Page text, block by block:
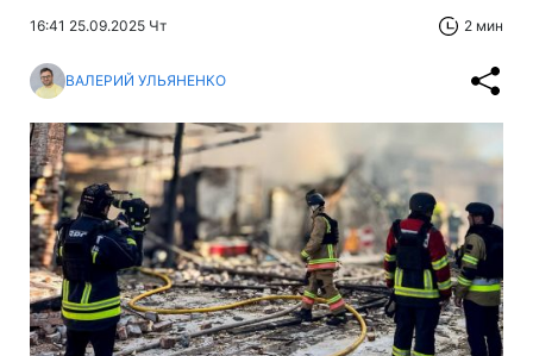
16:41 25.09.2025 Чт 2 мин
ВАЛЕРИЙ УЛЬЯНЕНКО